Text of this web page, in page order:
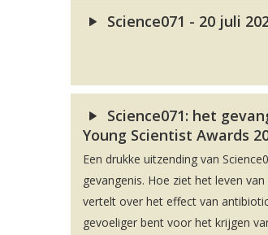
Science071 - 20 juli
Science071: het
Young Scientist Awards
Een drukke uitzending van
gevangenis. Hoe ziet het leven
vertelt over het effect van
gevoeliger bent voor het krijgen